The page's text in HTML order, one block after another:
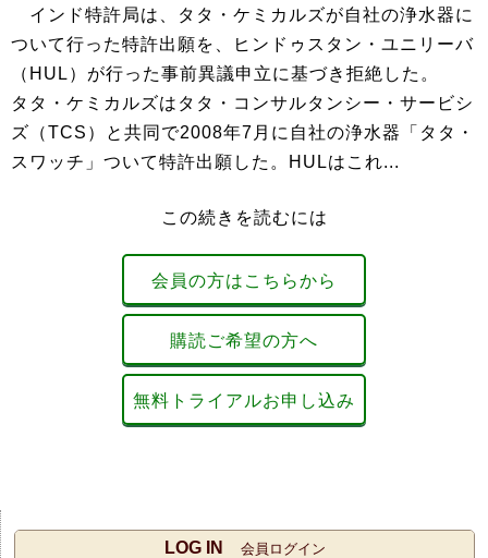
インド特許局は、タタ・ケミカルズが自社の浄水器に
ついて行った特許出願を、ヒンドゥスタン・ユニリーバ
（HUL）が行った事前異議申立に基づき拒絶した。
タタ・ケミカルズはタタ・コンサルタンシー・サービシ
ズ（TCS）と共同で2008年7月に自社の浄水器「タタ・
スワッチ」ついて特許出願した。HULはこれ...
この続きを読むには
会員の方はこちらから
購読ご希望の方へ
無料トライアルお申し込み
LOG IN 会員ログイン